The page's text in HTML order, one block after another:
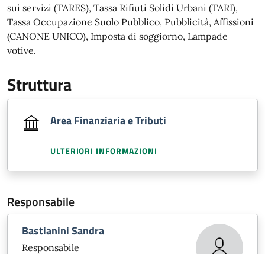
sui servizi (TARES), Tassa Rifiuti Solidi Urbani (TARI),
Tassa Occupazione Suolo Pubblico, Pubblicità, Affissioni
(CANONE UNICO), Imposta di soggiorno, Lampade
votive.
Struttura
Area Finanziaria e Tributi
ULTERIORI INFORMAZIONI
Responsabile
Bastianini Sandra
Responsabile